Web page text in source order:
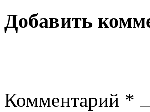
Добавить
Комментарий *